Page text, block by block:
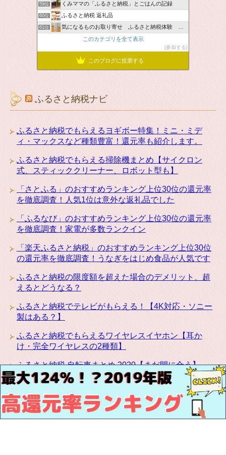
59位 くみママの「ふるさと納税」とごはんの記録
60位 ふるさと納税 返礼品
61位
気になるものお取り寄せ ふるさと納税体験 ＆ お薦め情報
このカテゴリを全て表示
参加する
このブログに投票する
ふるさと納税ナビ
ふるさと納税でもらえるヨギボー特集！ミニ・ミデ
ィ・マックスなど種類豊富！還元率も紹介します。
ふるさと納税でもらえる掃除機まとめ【サイクロン
式、スティッククリーナー、ロボット型も】
「さとふる」のおすすめランキング上位30位の還元率
を徹底調査！人気1位は意外な返礼品でした
「ふるなび」のおすすめランキング上位30位の還元率
を徹底調査！家電が多数ランクイン
「楽天ふるさと納税」のおすすめランキング上位30位
の還元率を徹底調査！うなぎをはじめ食品が人気です
ふるさと納税の限度額を超えた場合のデメリット、超
えるとどうなる？
ふるさと納税でテレビがもらえる！【4K対応・ソニー
製はある？】
ふるさと納税でもらえるワイヤレスイヤホン【耳か
け・完全ワイヤレスの2種類】
ふるさと納税 自転車まとめ 2020【まだ間に合う】
ふるさと納税にカリモクの高級家具が登場！椅子・テ
ーブル・ベッドなど種類豊富です